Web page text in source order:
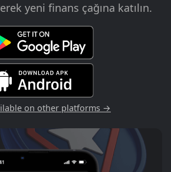
yeni finans çağına katılın.
on other platforms →